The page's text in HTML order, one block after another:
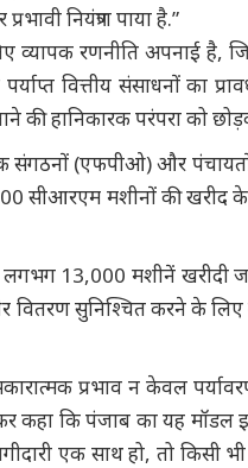
नियंत्रण पाया है.”
व्यापक रणनीति अपनाई है,
वित्तीय संसाधनों का
की हानिकारक परंपरा को
संगठनों (एफपीओ) और
सीआरएम मशीनों की खरीद
लगभग 13,000 मशीनें
सुनिश्चित करने के लिए
प्रभाव न केवल
कहा कि पंजाब का यह मॉडल
एक साथ हो, तो किसी